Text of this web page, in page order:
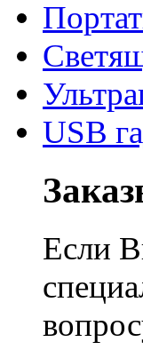
USB
Если